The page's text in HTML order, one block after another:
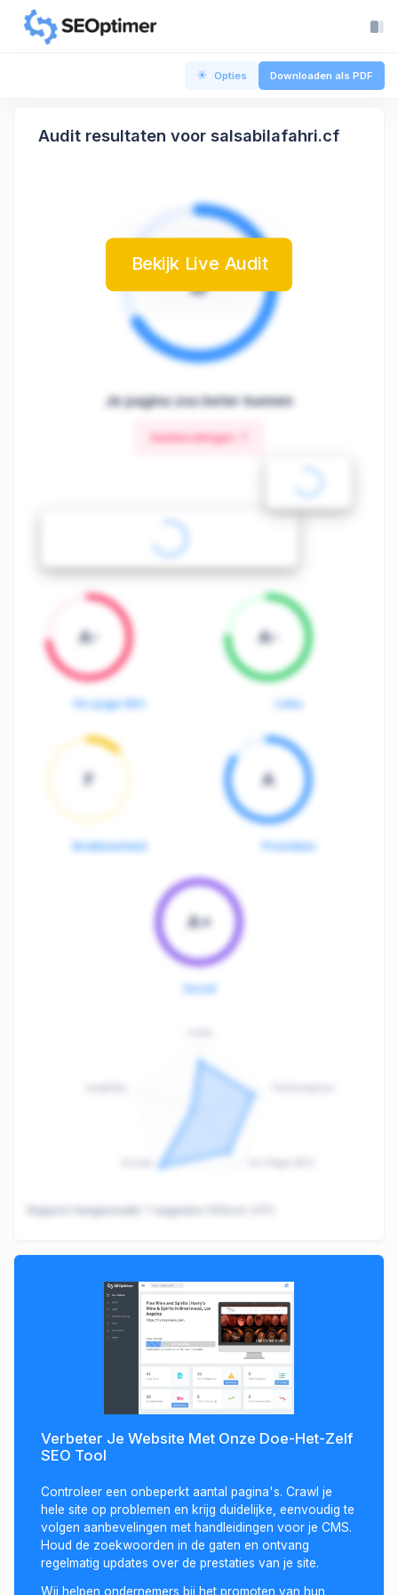
Opties Downloaden als PDF
Audit resultaten voor salsabilafahri.cf
B
Je pagina zou beter kunnen
Aanbevelingen:
A-
On-page SEO
A-
Links
F
Bruikbaarheid
A
Prestaties
A+
Social
: F
Rapport Aangemaakt: 7 augustus 1:02a.m. UTC
Bekijk Live Audit
Verbeter Je Website Met Onze Doe-Het-Zelf
SEO Tool
Controleer een onbeperkt aantal pagina's. Crawl je
hele site op problemen en krijg duidelijke, eenvoudig te
volgen aanbevelingen met handleidingen voor je CMS.
Houd de zoekwoorden in de gaten en ontvang
regelmatig updates over de prestaties van je site.
Wij helpen ondernemers bij het promoten van hun